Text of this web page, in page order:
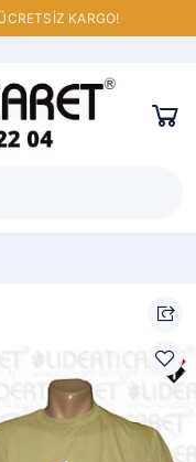
KARGO!